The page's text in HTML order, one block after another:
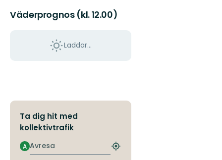
Väderprognos (kl. 12.00)
Laddar...
Ta dig hit med
kollektivtrafik
Avresa
A
Hitta